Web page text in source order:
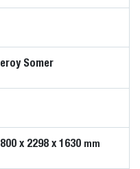
Somer
x 2298 x 1630 mm